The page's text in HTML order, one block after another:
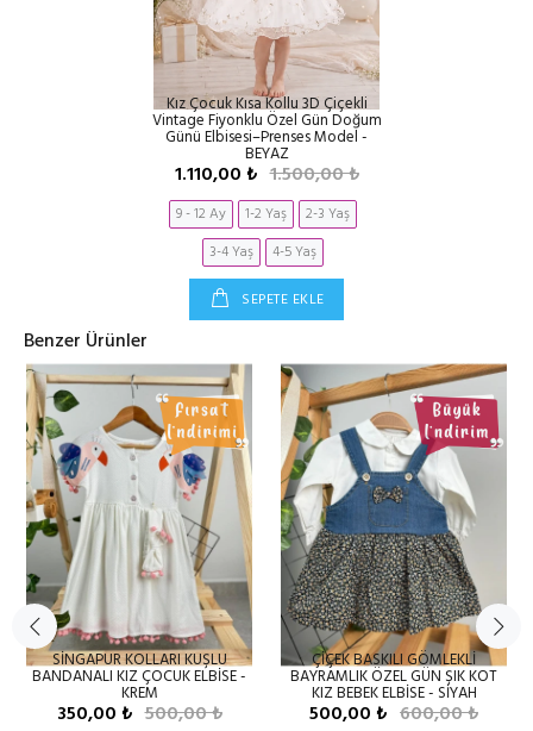
Kız Çocuk Kısa Kollu 3D Çiçekli
Vintage Fiyonklu Özel Gün Doğum
Günü Elbisesi–Prenses Model -
BEYAZ
1.110,00 ₺ 1.500,00 ₺
9 - 12 Ay 1-2 Yaş
2-3 Yaş
3-4 Yaş
4-5 Yaş
SEPETE EKLE
Benzer Ürünler
SİNGAPUR KOLLARI KUŞLU
BANDANALI KIZ ÇOCUK ELBİSE -
KREM
350,00 ₺ 500,00 ₺
ÇİÇEK BASKILI GÖMLEKLİ
BAYRAMLIK ÖZEL GÜN ŞIK KOT
KIZ BEBEK ELBİSE - SİYAH
500,00 ₺ 600,00 ₺